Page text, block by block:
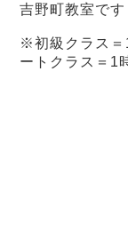
吉野町教室です
※初級クラス＝
ートクラス＝1